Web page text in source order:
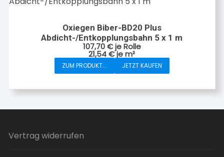
Oxiegen Biber-BD20 Plus
Abdicht-/Entkopplungsbahn 5 x 1 m
107,70€je Rolle
21,54€jem²
ZUM PRODUKT... JETZT KAUFEN
Vertrag widerrufen